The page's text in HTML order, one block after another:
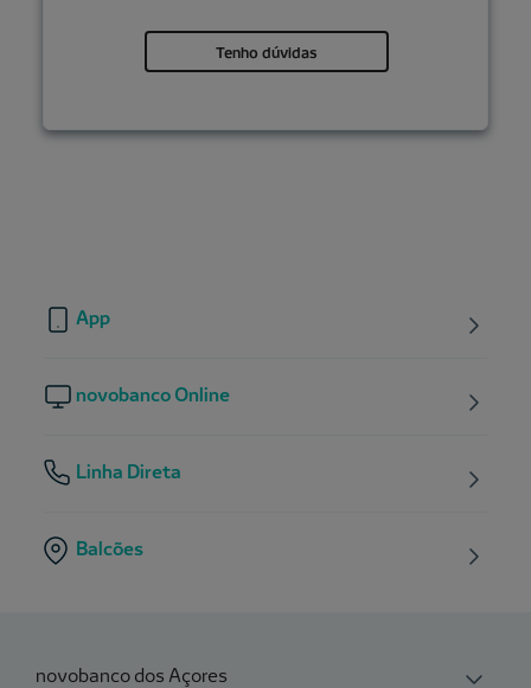
Tenho dúvidas
App
novobanco Online
Linha Direta
Balcões
novobanco dos Açores